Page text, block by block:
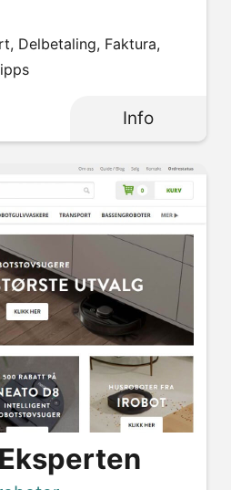
Info